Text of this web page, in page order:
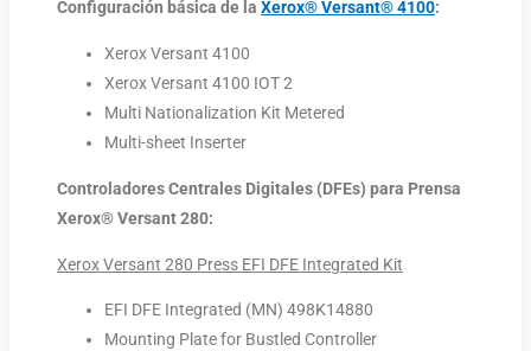
Configuración básica de la Xerox® Versant® 4100:
Xerox Versant 4100
Xerox Versant 4100 IOT 2
Multi Nationalization Kit Metered
Multi-sheet Inserter
Controladores Centrales Digitales (DFEs) para Prensa
Xerox® Versant 280:
Xerox Versant 280 Press EFI DFE Integrated Kit
EFI DFE Integrated (MN) 498K14880
Mounting Plate for Bustled Controller